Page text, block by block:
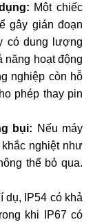
Một chiếc
gây gián đoạn
có dung lượng
năng hoạt động
nghiệp còn hỗ
phép thay pin
bụi: Nếu máy
nghiệt như
thể bỏ qua.
dụ, IP54 có khả
khi IP67 có